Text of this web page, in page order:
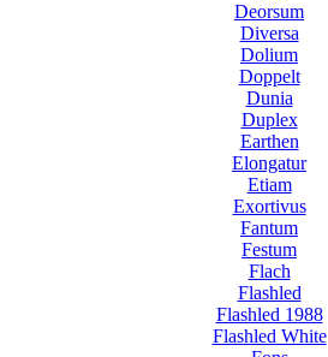
Deorsum
Diversa
Dolium
Doppelt
Dunia
Duplex
Earthen
Elongatur
Etiam
Exortivus
Fantum
Festum
Flach
Flashled
Flashled 1988
Flashled White